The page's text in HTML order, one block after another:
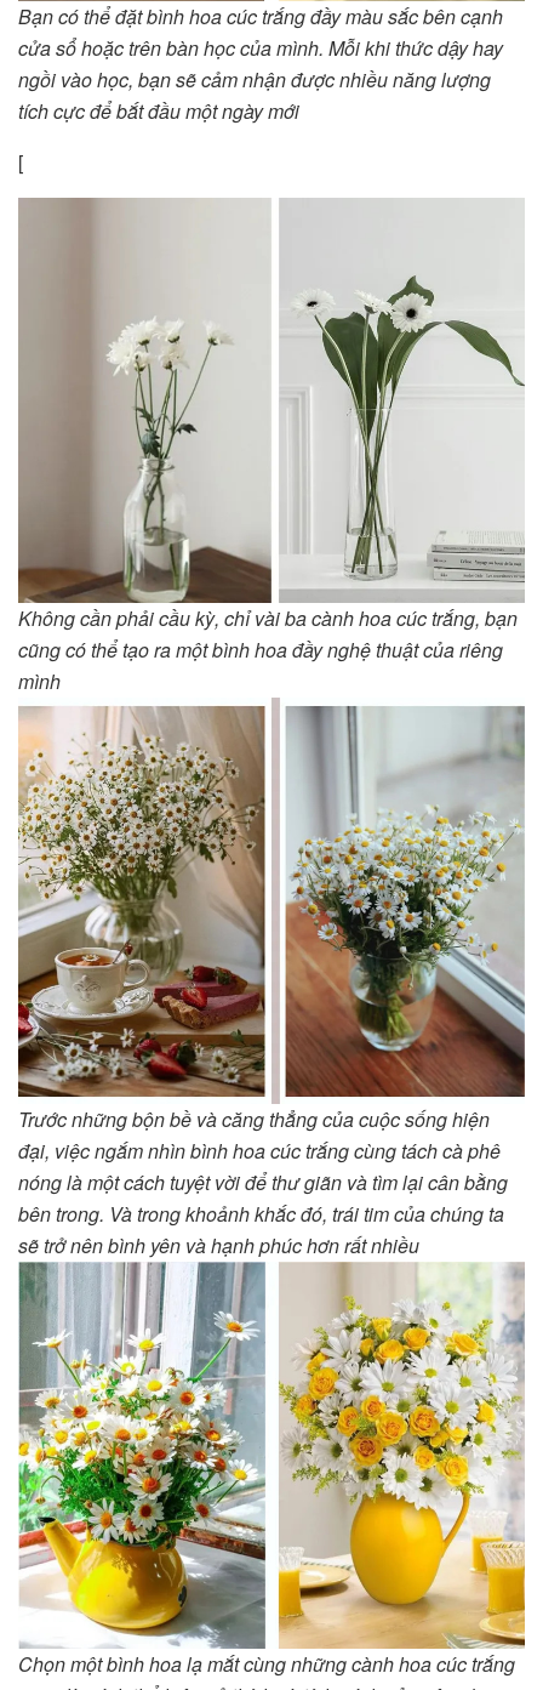
Bạn có thể đặt bình hoa cúc trắng đầy màu sắc bên cạnh
cửa sổ hoặc trên bàn học của mình. Mỗi khi thức dậy hay
ngồi vào học, bạn sẽ cảm nhận được nhiều năng lượng
tích cực để bắt đầu một ngày mới
[
Không cần phải cầu kỳ, chỉ vài ba cành hoa cúc trắng, bạn
cũng có thể tạo ra một bình hoa đầy nghệ thuật của riêng
mình
Trước những bộn bề và căng thẳng của cuộc sống hiện
đại, việc ngắm nhìn bình hoa cúc trắng cùng tách cà phê
nóng là một cách tuyệt vời để thư giãn và tìm lại cân bằng
bên trong. Và trong khoảnh khắc đó, trái tim của chúng ta
sẽ trở nên bình yên và hạnh phúc hơn rất nhiều
Chọn một bình hoa lạ mắt cùng những cành hoa cúc trắng